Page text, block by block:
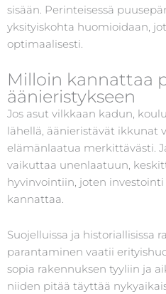
sisään. Perinteisessä
yksityiskohta huomioidaan,
optimaalisesti.
Milloin kannattaa
äänieristykseen
Jos asut vilkkaan kadun,
lähellä, äänieristävät ikkunat
elämänlaatua merkittävästi.
vaikuttaa unenlaatuun,
hyvinvointiin, joten
kannattaa.
Suojelluissa ja historiallisissa
parantaminen vaatii
sopia rakennuksen tyyliin ja
niiden pitää täyttää